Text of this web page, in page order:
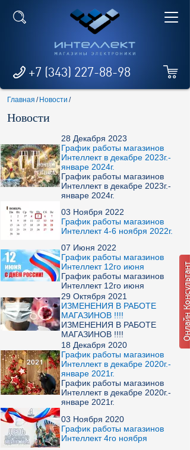
+7 (343) 227-88-98
Главная / Новости /
Новости
28 Декабря 2023
График работы магазинов
Интеллект в декабре 2023г.-
январе 2024г.
График работы магазинов
Интеллект в декабре 2023г.-
январе 2024г.
03 Ноября 2022
График работы магазинов
Интеллект 4-6 ноября 2022г.
07 Июня 2022
График работы магазинов
Интеллект 12го июня
График работы магазинов
Интеллект 12го июня
29 Октября 2021
ИЗМЕНЕНИЯ В РАБОТЕ
МАГАЗИНОВ !!!!
ИЗМЕНЕНИЯ В РАБОТЕ
МАГАЗИНОВ !!!!
18 Декабря 2020
График работы магазинов
Интеллект в декабре 2020г.-
январе 2021г.
График работы магазинов
Интеллект в декабре 2020г.-
январе 2021г.
03 Ноября 2020
График работы магазинов
Интеллект 4го ноября